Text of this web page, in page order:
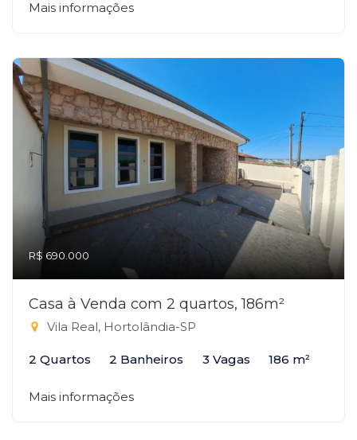
Mais informações
R$ 690.000
Casa à Venda com 2 quartos, 186m²
Vila Real, Hortolândia-SP
2 Quartos 2 Banheiros 3 Vagas 186 m²
Mais informações